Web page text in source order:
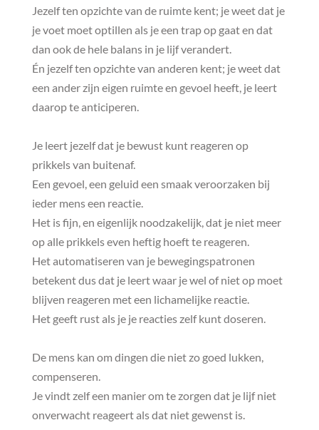
Jezelf ten opzichte van de ruimte kent; je weet dat je
je voet moet optillen als je een trap op gaat en dat
dan ook de hele balans in je lijf verandert.
Én jezelf ten opzichte van anderen kent; je weet dat
een ander zijn eigen ruimte en gevoel heeft, je leert
daarop te anticiperen.
Je leert jezelf dat je bewust kunt reageren op
prikkels van buitenaf.
Een gevoel, een geluid een smaak veroorzaken bij
ieder mens een reactie.
Het is fijn, en eigenlijk noodzakelijk, dat je niet meer
op alle prikkels even heftig hoeft te reageren.
Het automatiseren van je bewegingspatronen
betekent dus dat je leert waar je wel of niet op moet
blijven reageren met een lichamelijke reactie.
Het geeft rust als je je reacties zelf kunt doseren.
De mens kan om dingen die niet zo goed lukken,
compenseren.
Je vindt zelf een manier om te zorgen dat je lijf niet
onverwacht reageert als dat niet gewenst is.